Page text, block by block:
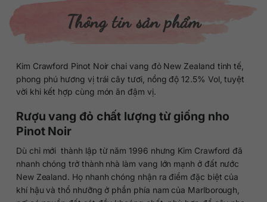
Thông tin sản phẩm
Kim Crawford Pinot Noir chai vang đỏ New Zealand tinh tế,
phong phú hương vị trái cây tươi, nồng độ 12.5% Vol, tuyệt
vời khi kết hợp cùng món ăn đậm vị.
Rượu vang đỏ chất lượng từ giống nho
Pinot Noir
Dù chỉ mới thành lập từ năm 1996 nhưng Kim Crawford đã
nhanh chóng trở thành nhà làm vang lớn mạnh ở đất nước
New Zealand. Họ nhanh chóng nhận ra điểm đặc biệt của
khí hậu và thổ nhưỡng ở phần phía nam của Marlborough,